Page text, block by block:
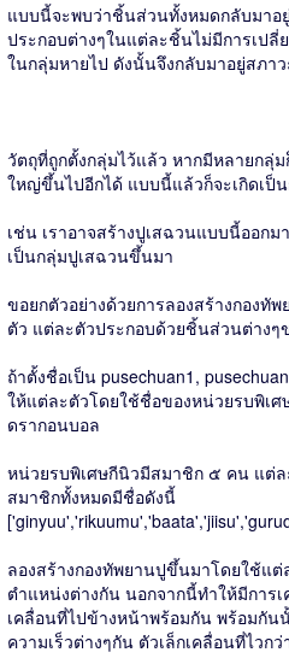
แบบนี้จะพบว่าชิ้นส่วนทั้งหมดกลับมาอ
ประกอบต่างๆในแต่ละชิ้นไม่มีการเป
ในกลุ่มหายไป ดังนั้นจึงกลับมาอยู่สภาว
วัตถุที่ถูกตั้งกลุ่มไว้แล้ว หากมีหลายกลุ่
ใหญ่ขึ้นไปอีกได้ แบบนี้แล้วก็จะเกิดเ
เช่น เราอาจสร้างปูเสฉวนแบบนี้ออก
เป็นกลุ่มปูเสฉวนขึ้นมา
ขอยกตัวอย่างด้วยการลองสร้างกอง
ตัว แต่ละตัวประกอบด้วยชิ้นส่วนต่างๆ
ถ้าตั้งชื่อเป็น pusechuan1,
ให้แต่ละตัวโดยใช้ชื่อของหน่วยรบพิเศ
ดรากอนบอล
หน่วยรบพิเศษกีนิวมีสมาชิก ๕ คน แต่
สมาชิกทั้งหมดมีชื่อดังนี้
ลองสร้างกองทัพยานปูขึ้นมาโดยใช้แ
ตำแหน่งต่างกัน นอกจากนี้ทำให้มีการ
เคลื่อนที่ไปข้างหน้าพร้อมกัน พร้อมกั
ความเร็วต่างๆกัน ตัวเล็กเคลื่อนที่ไวกว่